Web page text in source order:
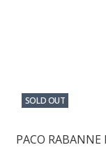
SOLD OUT
PACO